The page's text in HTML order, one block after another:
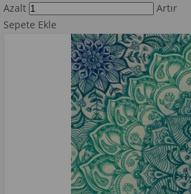
Azalt
Artır
Sepete Ekle